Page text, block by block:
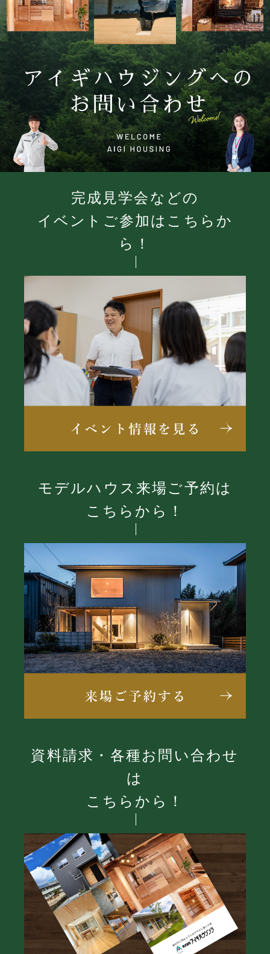
アイギハウジングへの
お問い合わせ
完成見学会などの
イベントご参加はこちらか
ら！
モデルハウス来場ご予約は
こちらから！
資料請求・各種お問い合わせ
は
こちらから！